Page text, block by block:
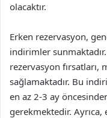
olacaktır.
Erken rezervasyon,
indirimler
rezervasyon fırsatları,
sağlamaktadır. Bu
en az 2-3 ay
gerekmektedir.